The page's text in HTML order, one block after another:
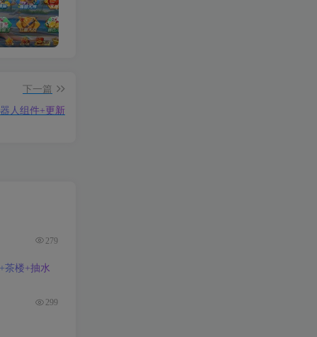
【限时至尊免费】新产品乐搏互娱
下一篇
人组件+更新
279
茶楼+抽水
299